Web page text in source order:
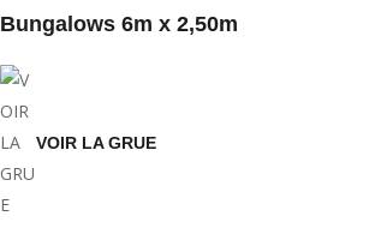
Bungalows 6m x 2,50m
VOIR LA GRUE